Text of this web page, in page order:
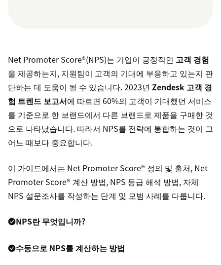
Net Promoter Score®(NPS)는 기업이 긍정적인 고객 경험
을 제공하는지, 지원팀이 고객의 기대에 부응하고 있는지 판
단하는 데 도움이 될 수 있습니다. 2023년 Zendesk 고객 경
험 트렌드 보고서에 따르면 60%의 고객이 기대했던 서비스
를 기준으로 한 브랜드에서 다른 브랜드로 제품을 구매한 것
으로 나타났습니다. 따라서 NPS를 전략에 통합하는 것이 그
어느 때보다 중요합니다.
이 가이드에서는 Net Promoter Score® 정의 및 출처, Net
Promoter Score® 계산 방법, NPS 등급 해석 방법, 자체
NPS 설문조사를 작성하는 단계 및 모범 사례를 다룹니다.
NPS란 무엇입니까?
수동으로 NPS를 계산하는 방법